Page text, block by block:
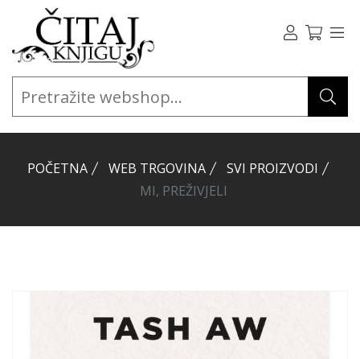
POČETNA WEB TRGOVINA
SVI PROIZVODI
MI, PREŽIVJELI